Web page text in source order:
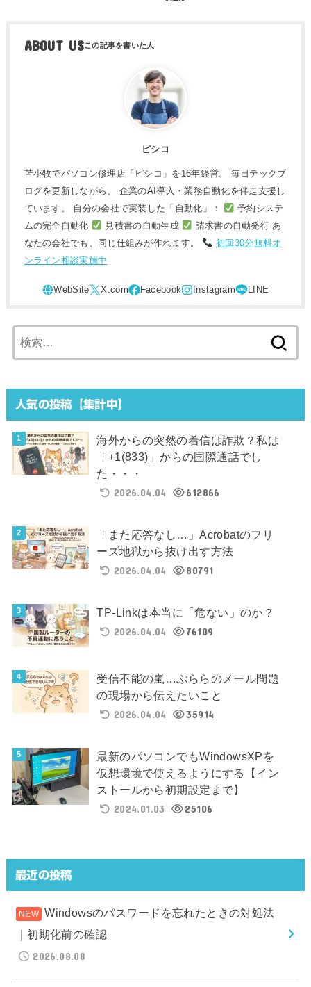
ABOUT US
ピシコ
苫小牧でパソコン修理店「ピシコ」を16年経営。 毎日テックブ
ログを更新しながら、 企業のAI導入・業務自動化を伴走支援し
ています。 自分の会社で実装した「自動化」：
予約システ
ムの完全自動化
見積書の自動生成
請求書の自動発行 あ
なたの会社でも、同じ仕組みが作れます。
初回30分無料オ
ンライン相談実施中
索:
人気の投稿【集計中】
海外からの突然の着信は詐欺？私は
「+1(833)」からの国際通話でし
た・・・
2026.04.04
612866
「また応答なし…」Acrobatのフリ
ーズ地獄から抜け出す方法
2026.04.04
80791
TP-Linkは本当に「危ない」のか？
2026.04.04
76109
受信不能の嵐…ぷららのメール問題
の現場から伝えたいこと
2026.04.04
35914
最新のパソコンでもWindowsXPを
仮想環境で使えるようにする【イン
ストールから初期設定まで】
2024.01.03
25106
最近の投稿
Windowsのパスワードを忘れたときの対処法
｜初期化前の確認
2026.08.08